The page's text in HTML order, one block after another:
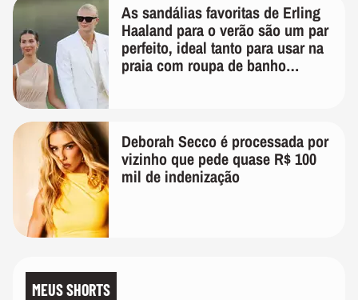
As sandálias favoritas de Erling
Haaland para o verão são um par
perfeito, ideal tanto para usar na
praia com roupa de banho
Deborah Secco é processada por
vizinho que pede quase R$ 100
mil de indenização
MEUS SHORTS